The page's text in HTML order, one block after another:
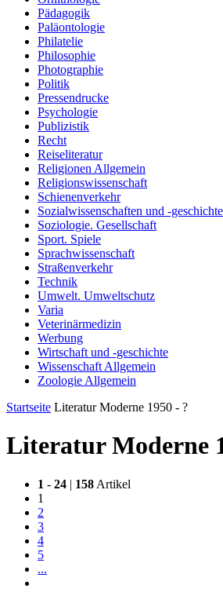
Pädagogik
Paläontologie
Philatelie
Philosophie
Photographie
Politik
Pressendrucke
Psychologie
Publizistik
Recht
Reiseliteratur
Religionen Allgemein
Religionswissenschaft
Schienenverkehr
Sozialwissenschaften und -geschichte
Soziologie. Gesellschaft
Sport. Spiele
Sprachwissenschaft
Straßenverkehr
Technik
Umwelt. Umweltschutz
Varia
Veterinärmedizin
Werbung
Wirtschaft und -geschichte
Wissenschaft Allgemein
Zoologie Allgemein
Startseite Literatur Moderne 1950 - ?
Literatur Moderne
1 - 24 | 158 Artikel
1
2
3
4
5
...